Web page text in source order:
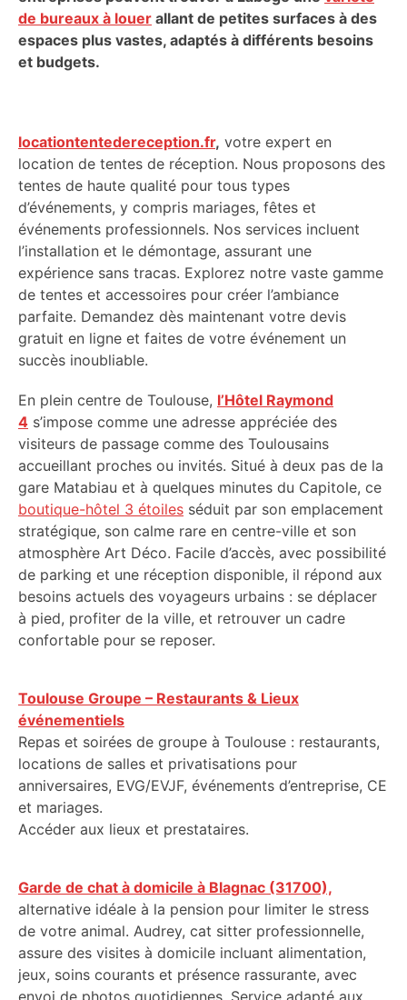
de bureaux à louer allant de petites surfaces à des
espaces plus vastes, adaptés à différents besoins
et budgets.
locationtentedereception.fr, votre expert en
location de tentes de réception. Nous proposons des
tentes de haute qualité pour tous types
d’événements, y compris mariages, fêtes et
événements professionnels. Nos services incluent
l’installation et le démontage, assurant une
expérience sans tracas. Explorez notre vaste gamme
de tentes et accessoires pour créer l’ambiance
parfaite. Demandez dès maintenant votre devis
gratuit en ligne et faites de votre événement un
succès inoubliable.
En plein centre de Toulouse, l’Hôtel Raymond
4 s’impose comme une adresse appréciée des
visiteurs de passage comme des Toulousains
accueillant proches ou invités. Situé à deux pas de la
gare Matabiau et à quelques minutes du Capitole, ce
boutique-hôtel 3 étoiles séduit par son emplacement
stratégique, son calme rare en centre-ville et son
atmosphère Art Déco. Facile d’accès, avec possibilité
de parking et une réception disponible, il répond aux
besoins actuels des voyageurs urbains : se déplacer
à pied, profiter de la ville, et retrouver un cadre
confortable pour se reposer.
Toulouse Groupe – Restaurants & Lieux
événementiels
Repas et soirées de groupe à Toulouse : restaurants,
locations de salles et privatisations pour
anniversaires, EVG/EVJF, événements d’entreprise, CE
et mariages.
Accéder aux lieux et prestataires.
Garde de chat à domicile à Blagnac (31700),
alternative idéale à la pension pour limiter le stress
de votre animal. Audrey, cat sitter professionnelle,
assure des visites à domicile incluant alimentation,
jeux, soins courants et présence rassurante, avec
envoi de photos quotidiennes. Service adapté aux